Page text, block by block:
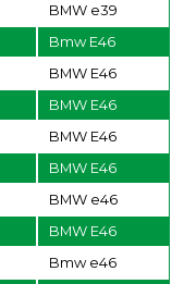
BMW e39
Bmw E46
BMW E46
BMW E46
BMW E46
BMW E46
BMW e46
BMW E46
Bmw e46